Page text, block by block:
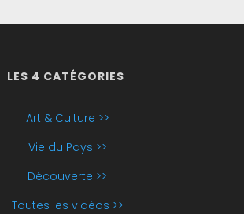
LES 4 CATÉGORIES
Art & Culture >>
Vie du Pays >>
Découverte >>
Toutes les vidéos >>